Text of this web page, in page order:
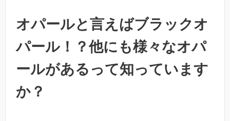
オパールと言えばブラックオ
パール！？他にも様々なオパ
ールがあるって知っています
か？